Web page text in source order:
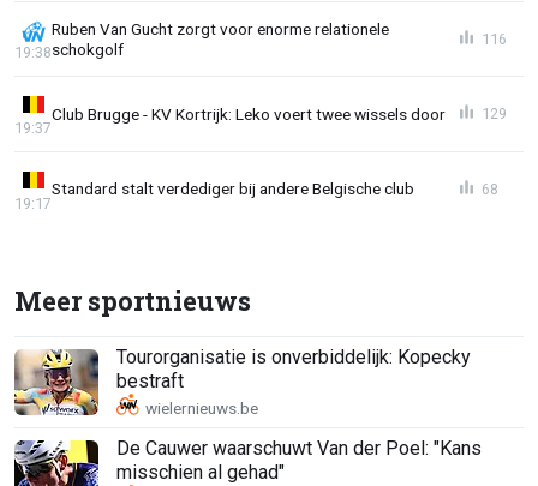
Ruben Van Gucht zorgt voor enorme relationele
schokgolf
19:38
116
Club Brugge - KV Kortrijk: Leko voert twee wissels door
19:37
129
Standard stalt verdediger bij andere Belgische club
19:17
68
Meer sportnieuws
Tourorganisatie is onverbiddelijk: Kopecky
bestraft
De Cauwer waarschuwt Van der Poel: "Kans
misschien al gehad"